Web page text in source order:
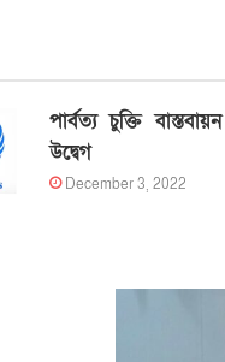
পার্বত্য চুক্তি
উদ্বেগ
December 3, 2022